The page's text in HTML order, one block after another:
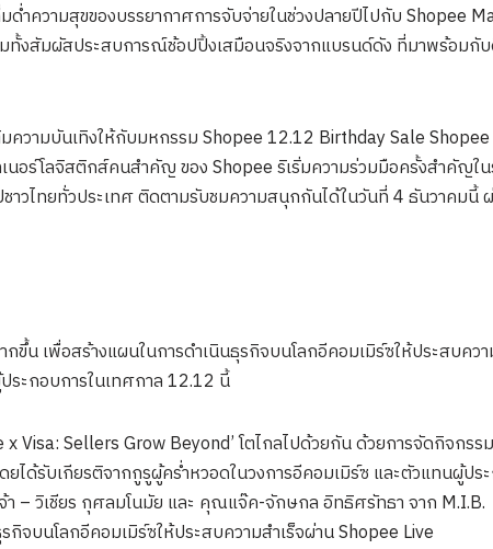
ความสุขของบรรยากาศการจับจ่ายในช่วงปลายปีไปกับ Shopee
ทั้งสัมผัสประสบการณ์ช้อปปิ้งเสมือนจริงจากแบรนด์ดัง ที่มาพร้อมกั
ามบันเทิงให้กับมหกรรม Shopee 12.12 Birthday Sale
อร์โลจิสติกส์คนสำคัญ ของ Shopee ริเริ่มความร่วมมือครั้งสำคัญใ
วไทยทั่วประเทศ ติดตามรับชมความสนุกกันได้ในวันที่ 4 ธันวาคมนี้
น เพื่อสร้างแผนในการดำเนินธุรกิจบนโลกอีคอมเมิร์ซให้ประสบคว
ระกอบการในเทศกาล 12.12 นี้
Visa: Sellers Grow Beyond’ โตไกลไปด้วยกัน ด้วยการจัดกิจกรร
ได้รับเกียรติจากกูรูผู้คร่ำหวอดในวงการอีคอมเมิร์ซ และตัวแทนผู้ปร
– วิเชียร กุศลมโนมัย และ คุณแจ๊ค-จักษกล อิทธิศรัทธา จาก M.I.B.
บนโลกอีคอมเมิร์ซให้ประสบความสำเร็จผ่าน Shopee Live